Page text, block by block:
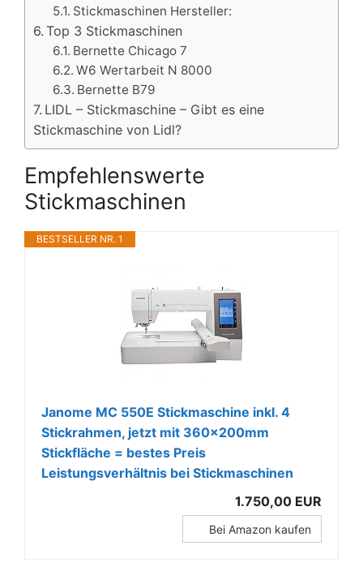
Stickmaschinen Hersteller:
Top 3 Stickmaschinen
Bernette Chicago 7
W6 Wertarbeit N 8000
Bernette B79
LIDL – Stickmaschine – Gibt es eine
Stickmaschine von Lidl?
Empfehlenswerte
Stickmaschinen
BESTSELLER NR. 1
Janome MC 550E Stickmaschine inkl. 4
Stickrahmen, jetzt mit 360x200mm
Stickfläche = bestes Preis
Leistungsverhältnis bei Stickmaschinen
1.750,00 EUR
Bei Amazon kaufen